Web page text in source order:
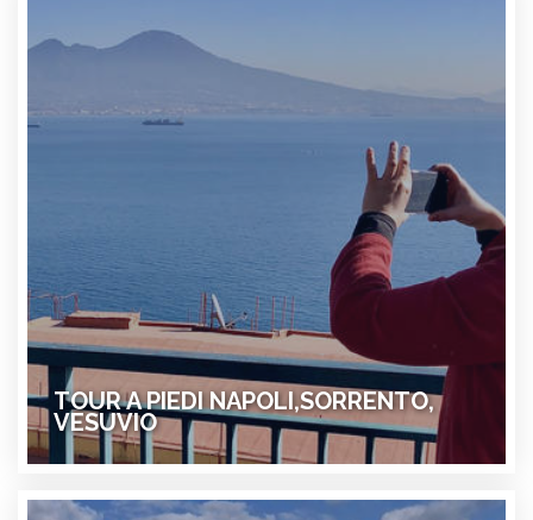
TOUR A PIEDI NAPOLI,SORRENTO,
VESUVIO